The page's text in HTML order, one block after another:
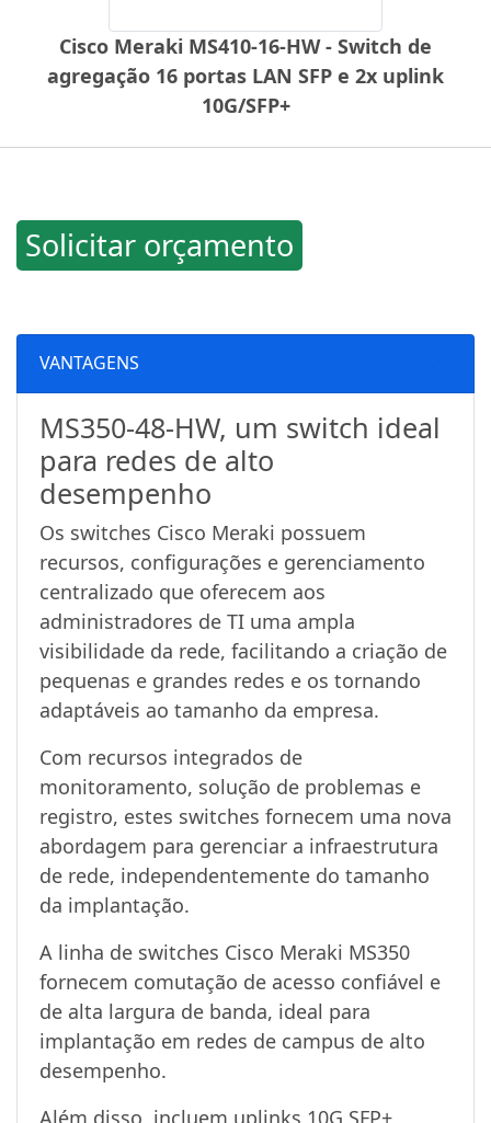
Cisco Meraki MS410-16-HW - Switch de
agregação 16 portas LAN SFP e 2x uplink
10G/SFP+
Solicitar orçamento
VANTAGENS
MS350-48-HW, um switch ideal
para redes de alto
desempenho
Os switches Cisco Meraki possuem
recursos, configurações e gerenciamento
centralizado que oferecem aos
administradores de TI uma ampla
visibilidade da rede, facilitando a criação de
pequenas e grandes redes e os tornando
adaptáveis ao tamanho da empresa.
Com recursos integrados de
monitoramento, solução de problemas e
registro, estes switches fornecem uma nova
abordagem para gerenciar a infraestrutura
de rede, independentemente do tamanho
da implantação.
A linha de switches Cisco Meraki MS350
fornecem comutação de acesso confiável e
de alta largura de banda, ideal para
implantação em redes de campus de alto
desempenho.
Além disso, incluem uplinks 10G SFP+,